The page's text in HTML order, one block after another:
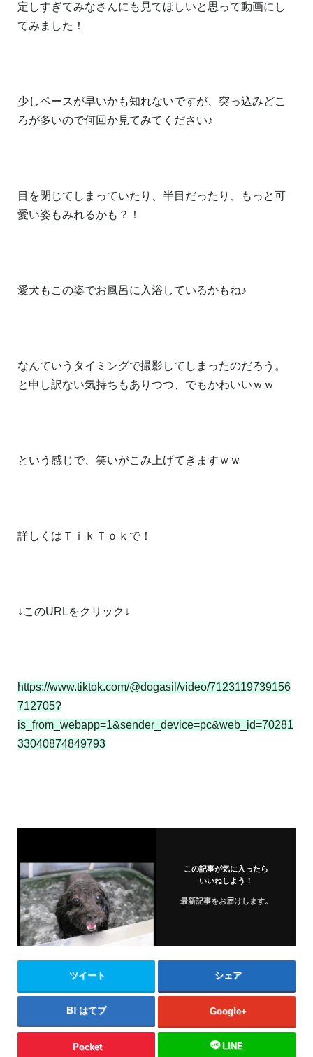
定しすぎてみなさんにも見てほしいと思って動画にし
てみました！
少しペースが早いかも知れないですが、突っ込みどこ
ろが多いので何回か見てみてください♪
目を閉じてしまっていたり、半目だったり、もっと可
愛い姿もみれるかも？！
愛犬もこの姿でお風呂に入浴しているかもね♪
なんていうタイミングで撮影してしまったのだろう。
と申し訳ない気持ちもありつつ、でもかわいいｗｗ
という感じで、笑いがこみ上げてきますｗｗ
詳しくはＴｉｋＴｏｋで！
↓このURLをクリック↓
https://www.tiktok.com/@dogasil/video/7123119739156
712705?
is_from_webapp=1&sender_device=pc&web_id=70281
33040874849793
この記事が気に入ったら
いいねしよう！
最新記事をお届けします。
ツイート シェア
はてブ Google+
Pocket LINE